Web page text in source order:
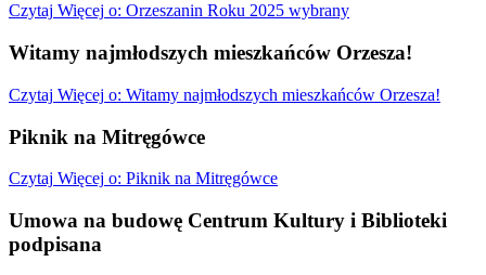
Czytaj Więcej o: Orzeszanin Roku 2025 wybrany
Witamy najmłodszych mieszkańców Orzesza!
Czytaj Więcej o: Witamy najmłodszych mieszkańców Orzesza!
Piknik na Mitręgówce
Czytaj Więcej o: Piknik na Mitręgówce
Umowa na budowę Centrum Kultury i Biblioteki
podpisana